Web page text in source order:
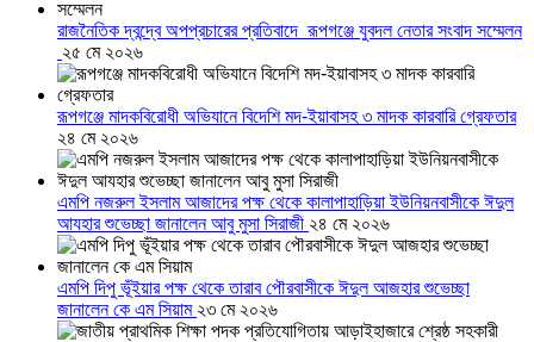
রাজনৈতিক দ্বন্দ্বে অপপ্রচারের প্রতিবাদে ‎রূপগঞ্জে যুবদল নেতার সংবাদ সম্মেলন
২৫ মে ২০২৬
রূপগঞ্জে মাদকবিরোধী অভিযানে বিদেশি মদ-ইয়াবাসহ ৩ মাদক কারবারি গ্রেফতার
২৪ মে ২০২৬
এমপি নজরুল ইসলাম আজাদের পক্ষ থেকে কালাপাহাড়িয়া ইউনিয়নবাসীকে ঈদুল
আযহার শুভেচ্ছা জানালেন আবু মুসা সিরাজী ২৪ মে ২০২৬
এমপি দিপু ভূঁইয়ার পক্ষ থেকে তারাব পৌরবাসীকে ঈদুল আজহার শুভেচ্ছা
জানালেন কে এম সিয়াম ২৩ মে ২০২৬